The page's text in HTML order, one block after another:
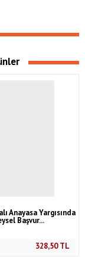
Anayasa Yargısında
Başvur...
328,50TL